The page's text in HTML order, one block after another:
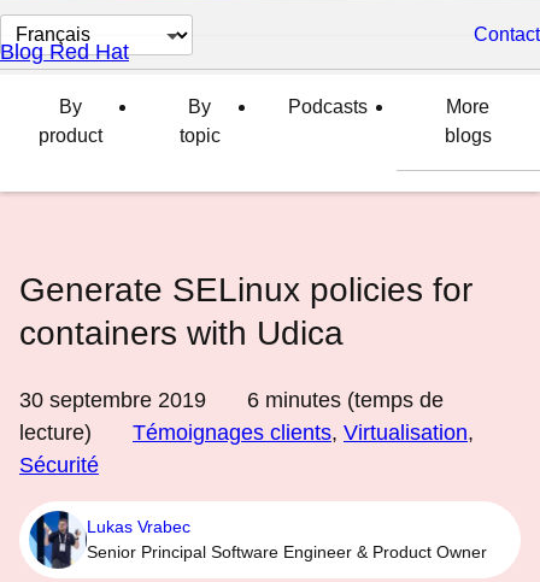
Changer
la
langue
Contact
Blog Red Hat
By
product
By
topic
Podcasts
More
blogs
Generate SELinux policies for
containers with Udica
30 septembre 2019 6 minutes (temps de
lecture)
Témoignages clients, Virtualisation,
Sécurité
Lukas Vrabec
Senior Principal Software Engineer & Product Owner